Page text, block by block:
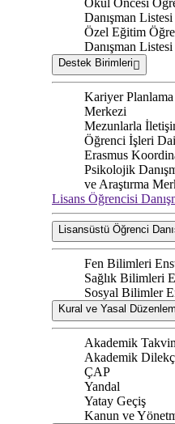
Okul Öncesi
Danışman Listesi
Özel Eğitim
Danışman Listesi
Destek Birimleri
Kariyer
Merkezi
Mezunlarla
Öğrenci İşleri
Erasmus
Psikolojik
ve Araştırma
Lisans Öğrencisi
Lisansüstü Öğrenci
Fen Bilimleri
Sağlık Bilimleri
Sosyal Bilimler
Kural ve Yasal
Akademik
Akademik
ÇAP
Yandal
Yatay Geçiş
Kanun ve